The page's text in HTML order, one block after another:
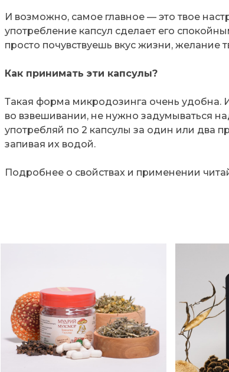
И возможно, самое главное — это твое
употребление капсул сделает его
просто почувствуешь вкус жизни, желание
Как принимать эти капсулы?
Такая форма микродозинга очень удобна.
во взвешивании, не нужно задумываться
употребляй по 2 капсулы за один или два
запивая их водой.
Подробнее о свойствах и применении